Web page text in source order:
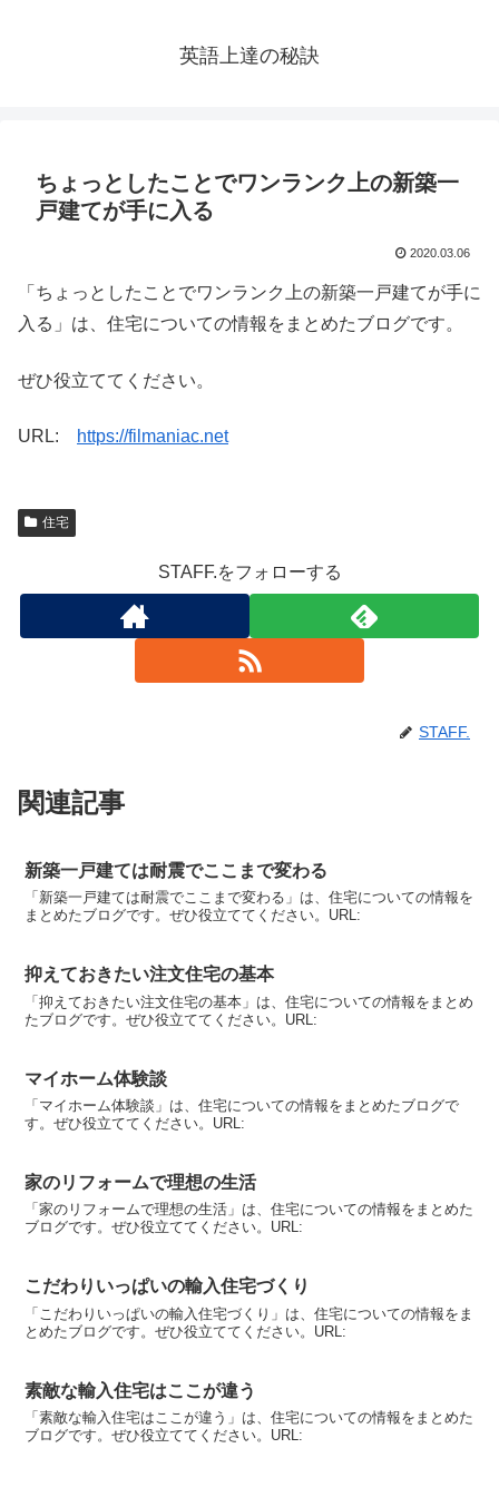
英語上達の秘訣
ちょっとしたことでワンランク上の新築一
戸建てが手に入る
2020.03.06
「ちょっとしたことでワンランク上の新築一戸建てが手に
入る」は、住宅についての情報をまとめたブログです。
ぜひ役立ててください。
URL: https://filmaniac.net
住宅
STAFF.をフォローする
STAFF.
関連記事
新築一戸建ては耐震でここまで変わる
「新築一戸建ては耐震でここまで変わる」は、住宅についての情報を
まとめたブログです。ぜひ役立ててください。URL:
抑えておきたい注文住宅の基本
「抑えておきたい注文住宅の基本」は、住宅についての情報をまとめ
たブログです。ぜひ役立ててください。URL:
マイホーム体験談
「マイホーム体験談」は、住宅についての情報をまとめたブログで
す。ぜひ役立ててください。URL:
家のリフォームで理想の生活
「家のリフォームで理想の生活」は、住宅についての情報をまとめた
ブログです。ぜひ役立ててください。URL:
こだわりいっぱいの輸入住宅づくり
「こだわりいっぱいの輸入住宅づくり」は、住宅についての情報をま
とめたブログです。ぜひ役立ててください。URL:
素敵な輸入住宅はここが違う
「素敵な輸入住宅はここが違う」は、住宅についての情報をまとめた
ブログです。ぜひ役立ててください。URL: